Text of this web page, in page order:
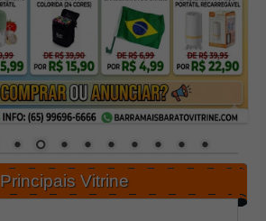
Principais Vitrine